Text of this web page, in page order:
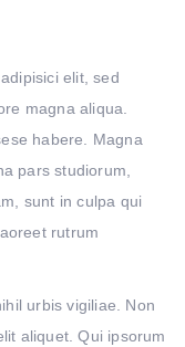
elit, sed
magna aliqua.
habere. Magna
pars studiorum,
sunt in culpa qui
rutrum
urbis vigiliae. Non
aliquet. Qui ipsorum